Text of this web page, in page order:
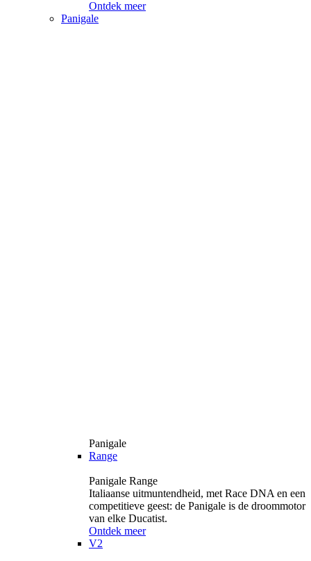
Ontdek meer
Panigale
Panigale
Range
Panigale Range
Italiaanse uitmuntendheid, met Race DNA en een
competitieve geest: de Panigale is de droommotor
van elke Ducatist.
Ontdek meer
V2